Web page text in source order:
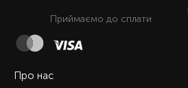
Про нас
Приймаємо до сплати